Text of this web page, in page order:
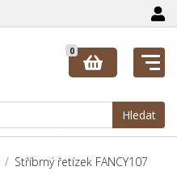
Hledat
0
Stříbrný řetízek FANCY107